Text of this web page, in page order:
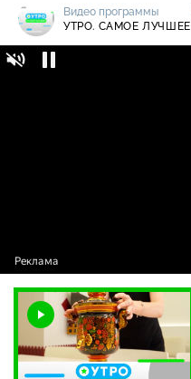
Видео программы
УТРО. САМОЕ ЛУЧШЕЕ